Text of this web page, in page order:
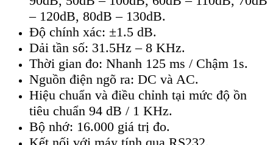
– 120dB, 80dB – 130dB.
Độ chính xác: ±1.5 dB.
Dải tần số: 31.5Hz – 8 KHz.
Thời gian đo: Nhanh 125 ms / Chậm 1s.
Nguồn điện ngõ ra: DC và AC.
Hiệu chuẩn và điều chỉnh tại mức độ ồn
tiêu chuẩn 94 dB / 1 KHz.
Bộ nhớ: 16.000 giá trị đo.